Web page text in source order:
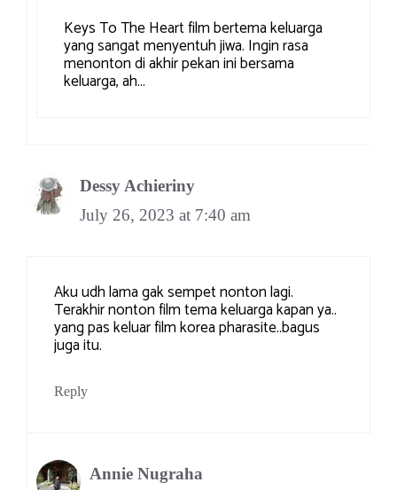
Keys To The Heart film bertema keluarga
yang sangat menyentuh jiwa. Ingin rasa
menonton di akhir pekan ini bersama
keluarga, ah…
Dessy Achieriny
July 26, 2023 at 7:40 am
Aku udh lama gak sempet nonton lagi.
Terakhir nonton film tema keluarga kapan ya..
yang pas keluar film korea pharasite..bagus
juga itu.
Reply
Annie Nugraha